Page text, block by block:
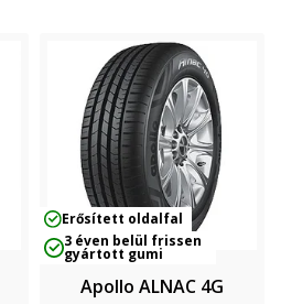
Erősített oldalfal
3 éven belül frissen
gyártott gumi
Apollo ALNAC 4G